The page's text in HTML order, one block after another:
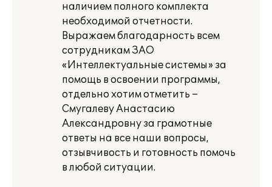
наличием полного комплекта
необходимой отчетности.
Выражаем благодарность всем
сотрудникам ЗАО
«Интеллектуальные системы» за
помощь в освоении программы,
отдельно хотим отметить –
Смугалеву Анастасию
Александровну за грамотные
ответы на все наши вопросы,
отзывчивость и готовность помочь
в любой ситуации.